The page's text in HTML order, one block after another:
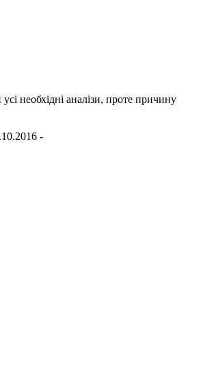
необхідні аналізи, проте причину
-